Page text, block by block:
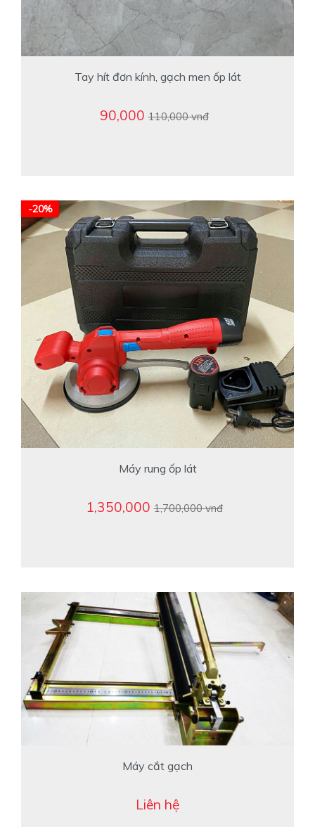
Tay hít đơn kính, gạch men ốp lát
90,000110,000 vnđ
1,350,0001,700,000 vnđ
Máy cắt gạch
Liên hệ